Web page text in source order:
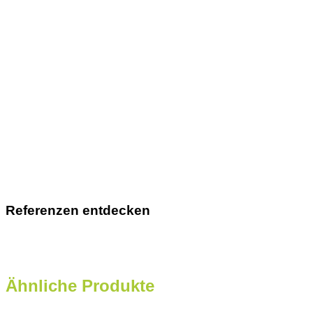
Referenzen entdecken
Ähnliche Produkte